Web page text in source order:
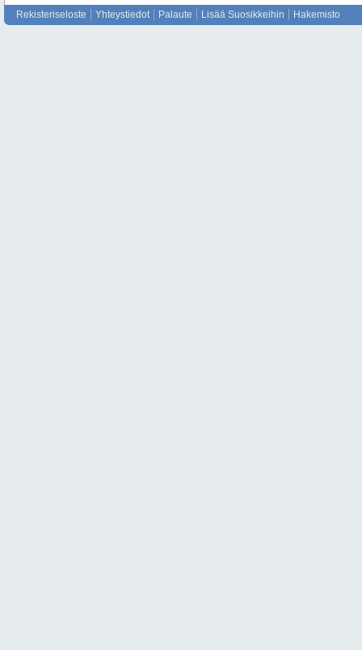
Rekisteriseloste Yhteystiedot Palaute Lisää Suosikkeihin Hakemisto